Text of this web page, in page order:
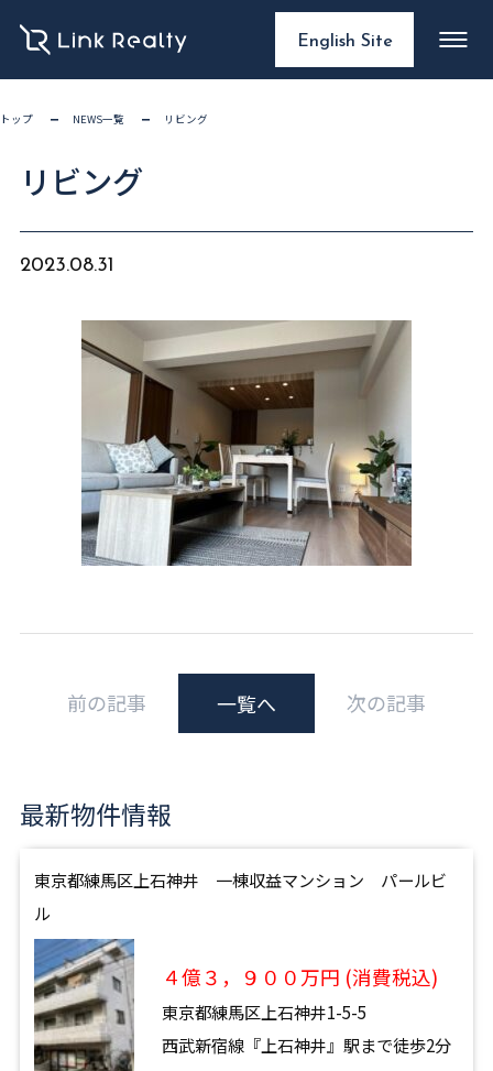
English Site
トップ NEWS一覧 リビング
リビング
2023.08.31
前の記事 一覧へ 次の記事
最新物件情報
東京都練馬区上石神井 一棟収益マンション パールビ
ル
４億３，９００万円 (消費税込)
東京都練馬区上石神井1-5-5
西武新宿線『上石神井』駅まで徒歩2分